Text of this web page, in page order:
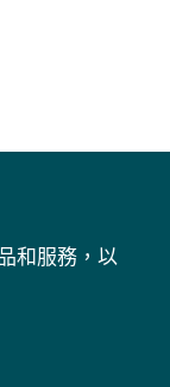
和服務，以